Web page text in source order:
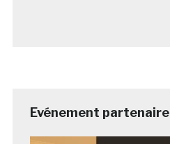
Evénement partenaire